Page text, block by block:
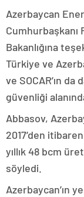
Azerbaycan
Cumhurbaşkanı
Bakanlığına
Türkiye ve
ve SOCAR’ın
güvenliği
Abbasov,
2017’den
yıllık 48 bcm
söyledi.
Azerbaycan’ın